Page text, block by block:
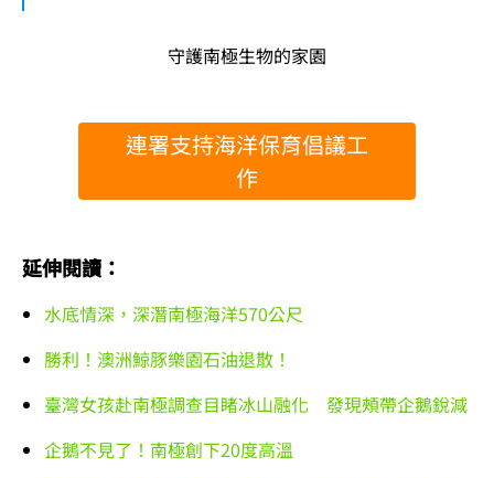
守護南極生物的家園
連署支持海洋保育倡議工
作
延伸閱讀：
水底情深，深潛南極海洋570公尺
勝利！澳洲鯨豚樂園石油退散！
臺灣女孩赴南極調查目睹冰山融化 發現頰帶企鵝銳減
企鵝不見了！南極創下20度高溫